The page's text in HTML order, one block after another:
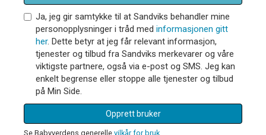
Ja, jeg gir samtykke til at Sandviks behandler mine
personopplysninger i tråd med informasjonen gitt
her. Dette betyr at jeg får relevant informasjon,
tjenester og tilbud fra Sandviks merkevarer og våre
viktigste partnere, også via e-post og SMS. Jeg kan
enkelt begrense eller stoppe alle tjenester og tilbud
på Min Side.
Opprett bruker
Se Babyverdens generelle vilkår for bruk